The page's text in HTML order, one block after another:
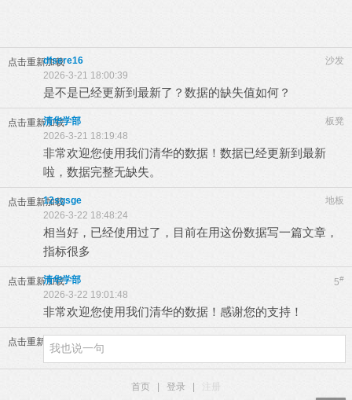
点击重新加载 沙发
dfsere16
2026-3-21 18:00:39
是不是已经更新到最新了？数据的缺失值如何？
点击重新加载 板凳
清华学部
2026-3-21 18:19:48
非常欢迎您使用我们清华的数据！数据已经更新到最新
啦，数据完整无缺失。
点击重新加载 地板
12sgsge
2026-3-22 18:48:24
相当好，已经使用过了，目前在用这份数据写一篇文章，
指标很多
点击重新加载 5#
清华学部
2026-3-22 19:01:48
非常欢迎您使用我们清华的数据！感谢您的支持！
点击重新加载
首页 登录 注册